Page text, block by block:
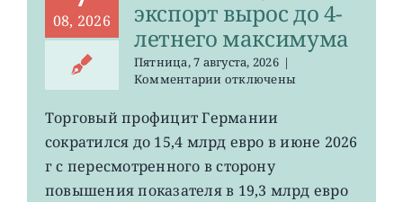
08, 2026
экспорт вырос до 4-
летнего максимума
Пятница, 7 августа, 2026 |
Комментариик
EWG:
немецкий
экспорт
вырос
4-
отключены
Торговый профицит Германии
сократился до 15,4 млрд евро в июне 2026
г с пересмотренного в сторону
повышения показателя в 19,3 млрд евро